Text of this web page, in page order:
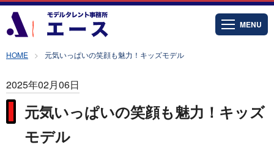
MENU
HOME 元気いっぱいの笑顔も魅力！キッズモデル
2025年02月06日
元気いっぱいの笑顔も魅力！キッズ
モデル